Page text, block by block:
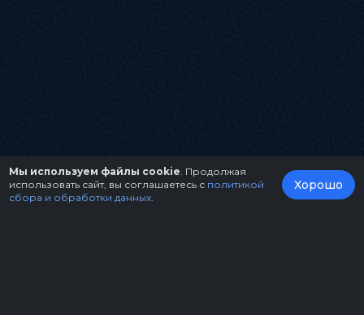
Мы используем файлы cookie . Продолжая
использовать сайт, вы соглашаетесь с политикой
сбора и обработки данных
Хорошо